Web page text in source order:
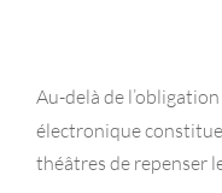
Au-delà de
électronique
théâtres de repenser